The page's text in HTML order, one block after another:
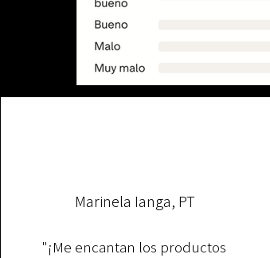
Marinela Ianga, PT
"¡Me encantan los productos